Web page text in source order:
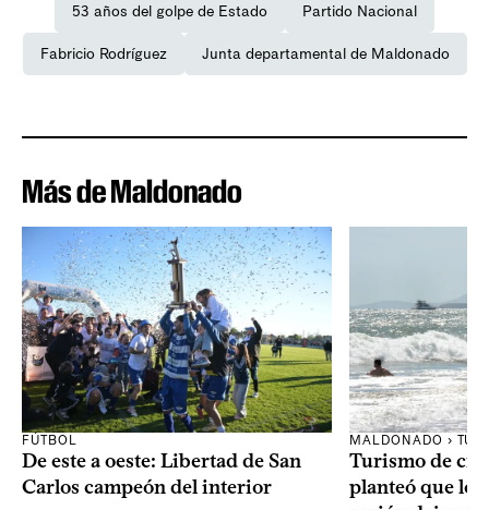
53 años del golpe de Estado Partido Nacional
Fabricio Rodríguez Junta departamental de Maldonado
Más de Maldonado
FÚTBOL
De este a oeste: Libertad de San
Carlos campeón del interior
MALDONADO ›
Turismo de
planteó que